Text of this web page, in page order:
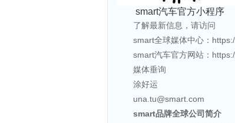
smart汽车官方小程序
了解最新信息，请访问
smart全球媒体中心：
smart汽车官方网站：
媒体垂询
涂好运
una.tu@smart.com
smart品牌全球公司简介